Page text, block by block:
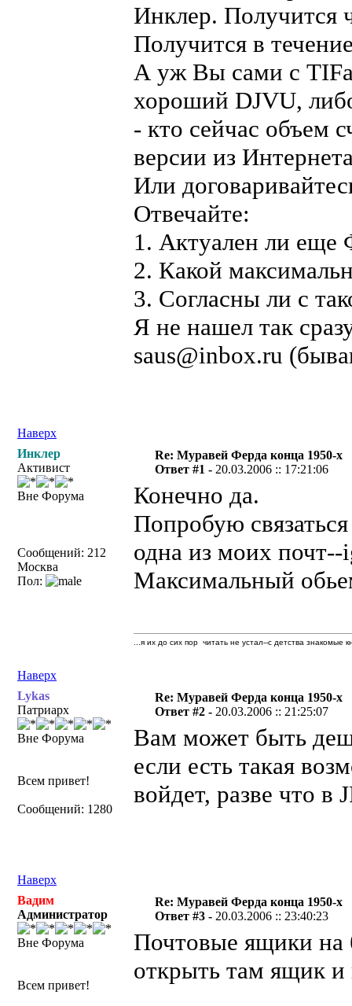
Инклер. Получится
Получится в
А уж Вы сами с
хороший DJVU,
- кто сейчас объем
версии из
Или
Отвечайте:
1. Актуален ли еще
2. Какой
3. Согласны ли с
Я не нашел так
saus@inbox.ru
Наверх
Инклер
Активист
Вне Форума
Сообщений: 212
Москва
Пол:
Re: Муравей Ферда конца 1950-х
Ответ #1 - 20.03.2006 :: 17:21:06
Конечно да.
Попробую
одна из моих
Максимальный
Наверх
...я их до сих пор читать не устал--с детства знакомые
Lykas
Патриарх
Вне Форума
Всем привет!
Сообщений: 1280
Re: Муравей Ферда конца 1950-х
Ответ #2 - 20.03.2006 :: 21:25:07
Вам может быть
если есть такая
войдет, разве что в
Наверх
Вадим
Администратор
Вне Форума
Всем привет!
Re: Муравей Ферда конца 1950-х
Ответ #3 - 20.03.2006 :: 23:40:23
Почтовые ящики
открыть там ящик и